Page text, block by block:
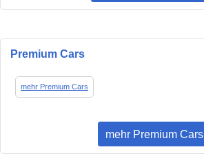
Premium Cars
mehr Premium Cars
mehr Premium Cars